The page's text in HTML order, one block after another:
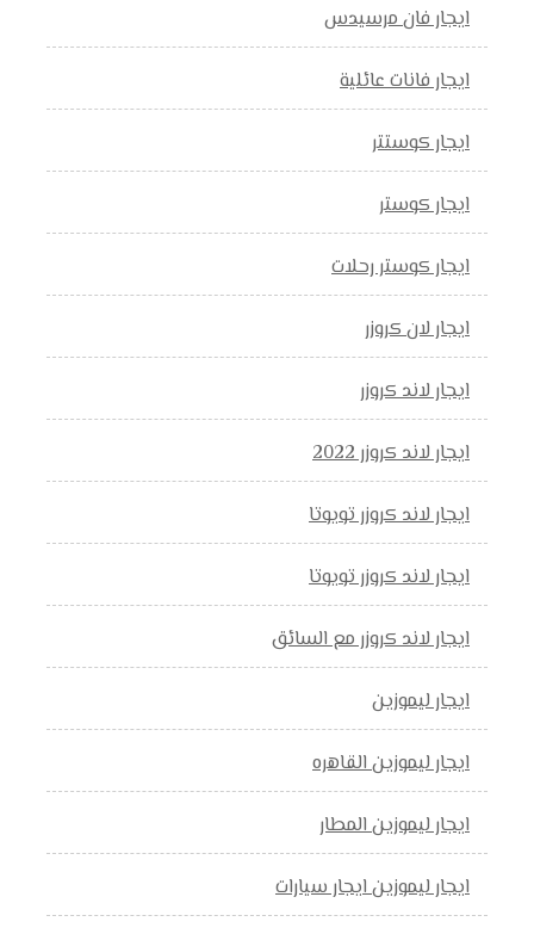
ايجار فان مرسيدس
ايجار فانات عائلية
ايجار كوستتر
ايجار كوستر
ايجار كوستر رحلات
ايجار لان كروزر
ايجار لاند كروزر
ايجار لاند كروزر 2022
ايجار لاند كروزر تويوتا
ايجار لاند كروزر تويوتا
ايجار لاند كروزر مع السائق
ايجار ليموزين
ايجار ليموزين القاهره
ايجار ليموزين المطار
ايجار ليموزين ايجار سيارات